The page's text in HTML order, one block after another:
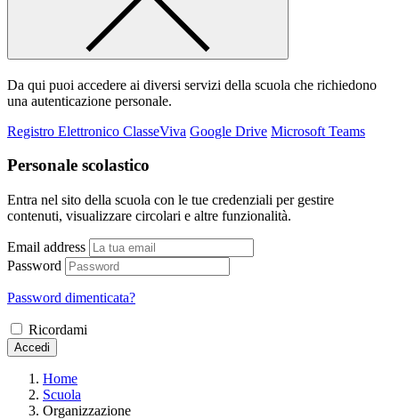
Da qui puoi accedere ai diversi servizi della scuola che richiedono
una autenticazione personale.
Registro Elettronico ClasseViva Google Drive Microsoft Teams
Personale scolastico
Entra nel sito della scuola con le tue credenziali per gestire
contenuti, visualizzare circolari e altre funzionalità.
Email address
Password
Password dimenticata?
Ricordami
Accedi
Home
Scuola
Organizzazione